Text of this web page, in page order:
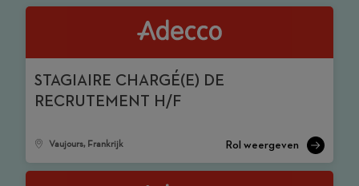
STAGIAIRE CHARGÉ(E) DE
RECRUTEMENT H/F
Vaujours, Frankrijk